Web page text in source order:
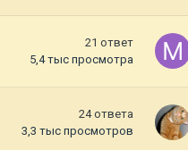
21 ответ
5,4 тыс просмотра
24 ответа
3,3 тыс просмотров